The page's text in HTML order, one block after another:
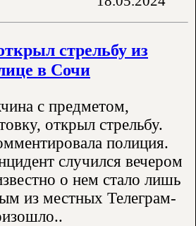
стрельбу из
в Сочи
с предметом,
открыл стрельбу.
полиция.
случился вечером
о нем стало лишь
из местных Телеграм-